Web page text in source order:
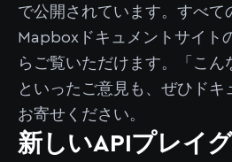
で公開されています。すべて
Mapboxドキュメントサイト
らご覧いただけます。「こん
といったご意見も、ぜひドキ
お寄せください。
新しいAPIプレイ